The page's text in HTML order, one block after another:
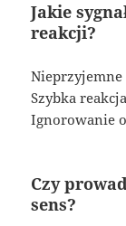
Jakie
reakcji?
Szybka
Ignorowanie
Czy
sens?